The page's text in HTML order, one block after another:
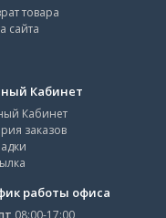
товара
сайта
Кабинет
Кабинет
заказов
работы офиса
08:00-17:00